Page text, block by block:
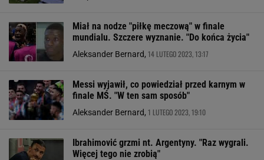
Miał na nodze "piłkę meczową" w finale
mundialu. Szczere wyznanie. "Do końca życia"
Aleksander Bernard, 14 LUTEGO 2023, 13:17
Messi wyjawił, co powiedział przed karnym w
finale MŚ. "W ten sam sposób"
Aleksander Bernard, 1 LUTEGO 2023, 19:10
Ibrahimović grzmi nt. Argentyny. "Raz wygrali.
Więcej tego nie zrobią"